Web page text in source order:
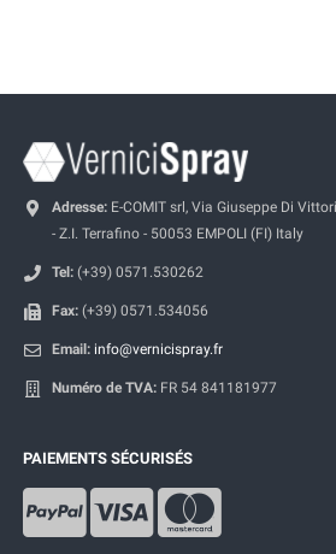
Adresse: E-COMIT srl, Via Giuseppe Di
- Z.I. Terrafino - 50053 EMPOLI (FI) Italy
Tel: (+39) 0571.530262
Fax: (+39) 0571.534056
Email: info@vernicispray.fr
Numéro de TVA: FR 54 841181977
PAIEMENTS SÉCURISÉS